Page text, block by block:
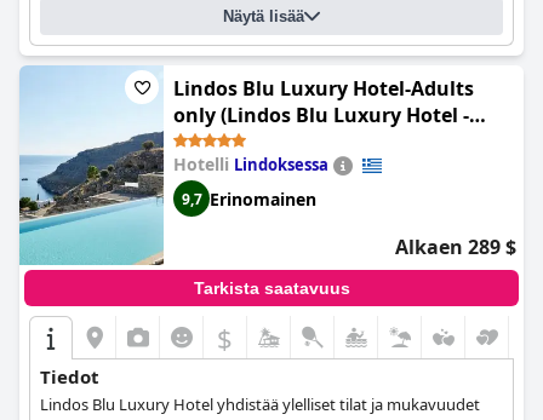
Näytä lisää
Lindos Blu Luxury Hotel-Adults
only (Lindos Blu Luxury Hotel -
Adults Only)
Hotelli Lindoksessa
9,7 Erinomainen
Alkaen 289 $
Tarkista saatavuus
$
Tiedot
Lindos Blu Luxury Hotel yhdistää ylelliset tilat ja mukavuudet